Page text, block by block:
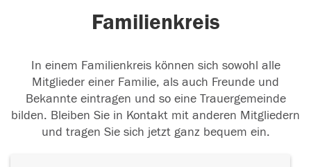
Familienkreis
In einem Familienkreis können sich sowohl alle
Mitglieder einer Familie, als auch Freunde und
Bekannte eintragen und so eine Trauergemeinde
bilden. Bleiben Sie in Kontakt mit anderen Mitgliedern
und tragen Sie sich jetzt ganz bequem ein.